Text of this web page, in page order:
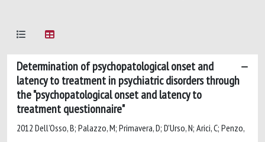
Determination of psychopatological onset and
latency to treatment in psychiatric disorders through
the "psychopatological onset and latency to
treatment questionnaire"
2012 Dell’Osso, B; Palazzo, M; Primavera, D; D'Urso, N; Arici, C; Penzo,